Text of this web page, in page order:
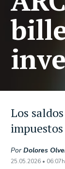
Los
PorDolores
25.05.2026 •